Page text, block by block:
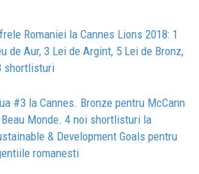
Romaniei la Cannes Lions 2018: 1
de Aur, 3 Lei de Argint, 5 Lei de Bronz,
shortlisturi
#3 la Cannes. Bronze pentru McCann
Monde. 4 noi shortlisturi la
& Development Goals pentru
romanesti